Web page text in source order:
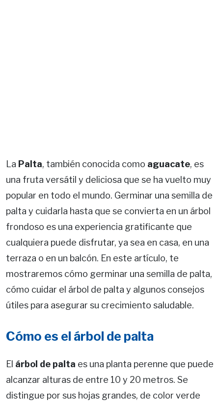
La Palta, también conocida como aguacate, es
una fruta versátil y deliciosa que se ha vuelto muy
popular en todo el mundo. Germinar una semilla de
palta y cuidarla hasta que se convierta en un árbol
frondoso es una experiencia gratificante que
cualquiera puede disfrutar, ya sea en casa, en una
terraza o en un balcón. En este artículo, te
mostraremos cómo germinar una semilla de palta,
cómo cuidar el árbol de palta y algunos consejos
útiles para asegurar su crecimiento saludable.
Cómo es el árbol de palta
El árbol de palta es una planta perenne que puede
alcanzar alturas de entre 10 y 20 metros. Se
distingue por sus hojas grandes, de color verde